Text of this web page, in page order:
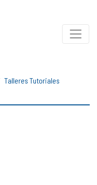
Talleres Tutoriales